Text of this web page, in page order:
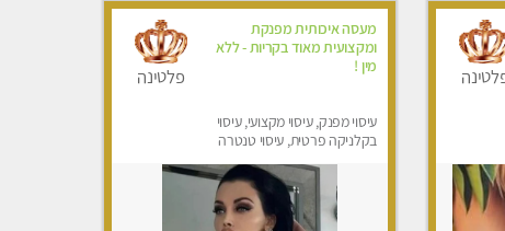
מעסה איכותית מפנקת
ומקצועית מאוד בקריות - ללא
מין !
עיסוי מפנק, עיסוי מקצועי, עיסוי
בקלניקה פרטית, עיסוי טנטרה
פלטינה